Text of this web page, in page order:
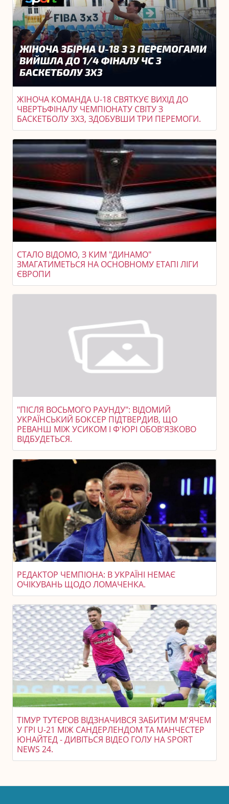
ЖІНОЧА КОМАНДА U-18 СВЯТКУЄ ВИХІД ДО
ЧВЕРТЬФІНАЛУ ЧЕМПІОНАТУ СВІТУ З
БАСКЕТБОЛУ 3X3, ЗДОБУВШИ ТРИ ПЕРЕМОГИ.
СТАЛО ВІДОМО, З КИМ "ДИНАМО"
ЗМАГАТИМЕТЬСЯ НА ОСНОВНОМУ ЕТАПІ ЛІГИ
ЄВРОПИ
"ПІСЛЯ ВОСЬМОГО РАУНДУ": ВІДОМИЙ
УКРАЇНСЬКИЙ БОКСЕР ПІДТВЕРДИВ, ЩО
РЕВАНШ МІЖ УСИКОМ І Ф'ЮРІ ОБОВ'ЯЗКОВО
ВІДБУДЕТЬСЯ.
РЕДАКТОР ЧЕМПІОНА: В УКРАЇНІ НЕМАЄ
ОЧІКУВАНЬ ЩОДО ЛОМАЧЕНКА.
ТІМУР ТУТЄРОВ ВІДЗНАЧИВСЯ ЗАБИТИМ М'ЯЧЕМ
У ГРІ U-21 МІЖ САНДЕРЛЕНДОМ ТА МАНЧЕСТЕР
ЮНАЙТЕД - ДИВІТЬСЯ ВІДЕО ГОЛУ НА SPORT
NEWS 24.